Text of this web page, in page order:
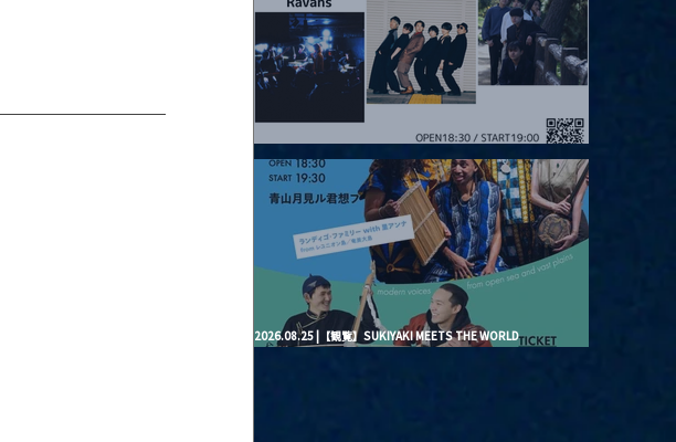
2026.08.20 |【観覧】月見ル君想フpre. “Brand New Moon #3”
2026.08.25 |【観覧】SUKIYAKI MEETS THE WORLD
presentsLINDIGO FAMILY with ANNA SATO, ODUCHU modern